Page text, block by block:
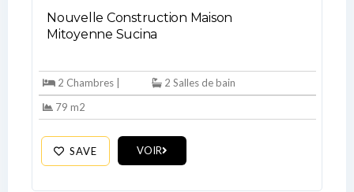
Nouvelle Construction Maison
Mitoyenne Sucina
2 Chambres |
2 Salles de bain
79 m2
SAVE VOIR